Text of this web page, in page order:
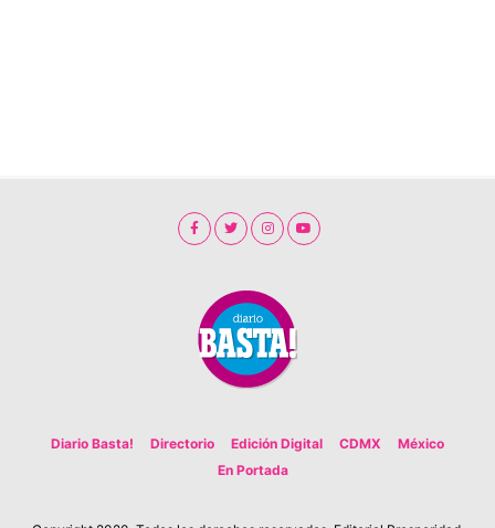
Diario Basta! Directorio Edición Digital CDMX
México
En Portada